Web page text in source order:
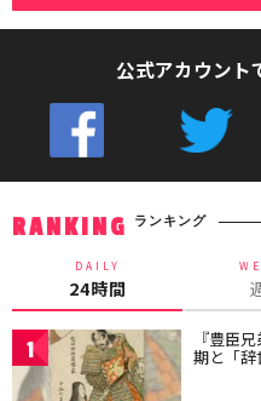
公式アカウント
RANKING ランキング
DAILY
24時間
1 『豊臣
期と「